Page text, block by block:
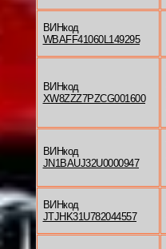
ВИНкод
WBAFF41060L149295
ВИНкод
XW8ZZZ7PZCG001600
ВИНкод
JN1BAUJ32U0000947
ВИНкод
JTJHK31U782044557